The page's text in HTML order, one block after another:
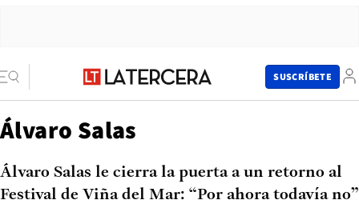
SUSCRÍBETE
Álvaro Salas
Álvaro Salas le cierra la puerta a un retorno al
Festival de Viña del Mar: “Por ahora todavía no”